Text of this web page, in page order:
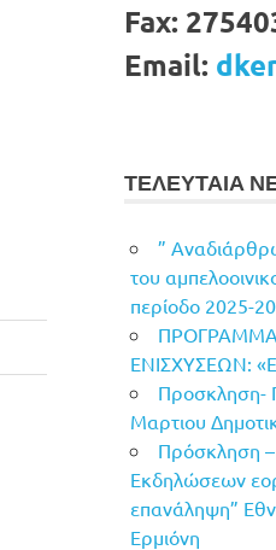
Fax:
Email:
ΤΕΛΕΥΤΑΙΑ
”
του
περίοδο 2025-
ΕΝΙΣΧΥΣΕΩΝ:
Προσκληση-
Μαρτιου
Πρόσκληση
Εκδηλώσεων
επανάληψη”
Ερμιόνη